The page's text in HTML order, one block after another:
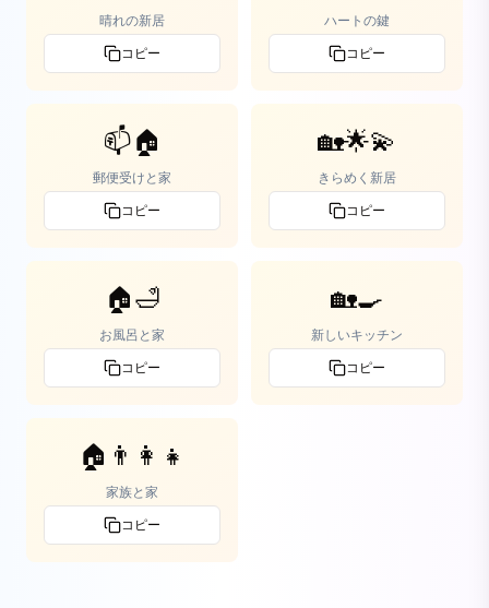
晴れの新居
コピー
ハートの鍵
コピー
📫🏠
郵便受けと家
コピー
🏡🌟💫
きらめく新居
コピー
🏠🛁
お風呂と家
コピー
🏡🍳
新しいキッチン
コピー
🏠👨‍👩‍👧
家族と家
コピー